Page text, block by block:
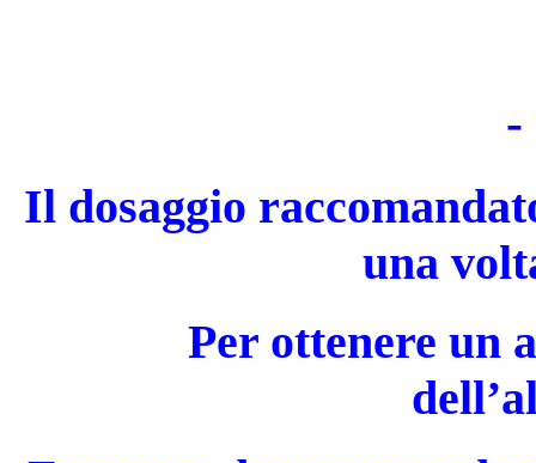
-
Il dosaggio
una
Per ottenere un